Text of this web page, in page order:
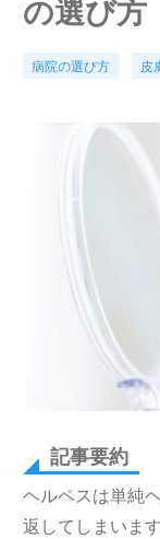
の選び方
病院の選び方 皮
記事要約
ヘルペスは単純
返してしまいま